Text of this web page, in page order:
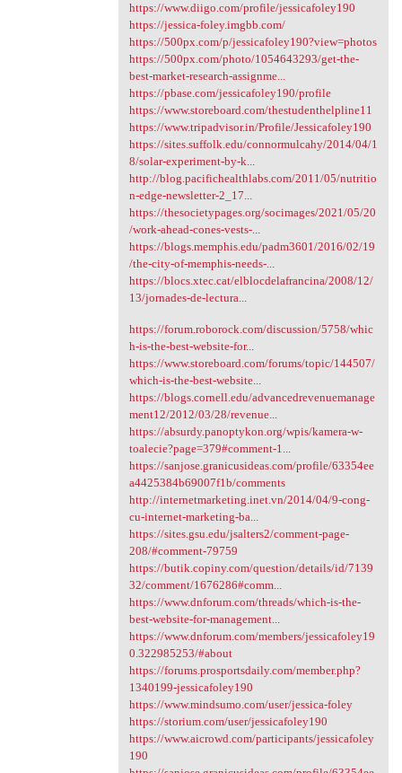
https://www.diigo.com/profile/jessicafoley190
https://jessica-foley.imgbb.com/
https://500px.com/p/jessicafoley190?view=photos
https://500px.com/photo/1054643293/get-the-
best-market-research-assignme...
https://pbase.com/jessicafoley190/profile
https://www.storeboard.com/thestudenthelpline11
https://www.tripadvisor.in/Profile/Jessicafoley190
https://sites.suffolk.edu/connormulcahy/2014/04/1
8/solar-experiment-by-k...
http://blog.pacifichealthlabs.com/2011/05/nutritio
n-edge-newsletter-2_17...
https://thesocietypages.org/socimages/2021/05/20
/work-ahead-cones-vests-...
https://blogs.memphis.edu/padm3601/2016/02/19
/the-city-of-memphis-needs-...
https://blocs.xtec.cat/elblocdelafrancina/2008/12/
13/jornades-de-lectura...
https://forum.roborock.com/discussion/5758/whic
h-is-the-best-website-for...
https://www.storeboard.com/forums/topic/144507/
which-is-the-best-website...
https://blogs.cornell.edu/advancedrevenuemanage
ment12/2012/03/28/revenue...
https://absurdy.panoptykon.org/wpis/kamera-w-
toalecie?page=379#comment-1...
https://sanjose.granicusideas.com/profile/63354ee
a4425384b69007f1b/comments
http://internetmarketing.inet.vn/2014/04/9-cong-
cu-internet-marketing-ba...
https://sites.gsu.edu/jsalters2/comment-page-
208/#comment-79759
https://butik.copiny.com/question/details/id/7139
32/comment/1676286#comm...
https://www.dnforum.com/threads/which-is-the-
best-website-for-management...
https://www.dnforum.com/members/jessicafoley19
0.322985253/#about
https://forums.prosportsdaily.com/member.php?
1340199-jessicafoley190
https://www.mindsumo.com/user/jessica-foley
https://storium.com/user/jessicafoley190
https://www.aicrowd.com/participants/jessicafoley
190